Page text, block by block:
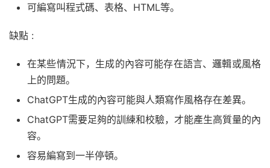
可編寫叫程式碼、表格、HTML等。
缺點 :
在某些情況下，生成的內容可能存在語言、邏輯或風格
上的問題。
ChatGPT生成的內容可能與人類寫作風格存在差異。
ChatGPT需要足夠的訓練和校驗，才能產生高質量的內
容。
容易編寫到一半停頓。